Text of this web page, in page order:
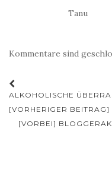
Tanu
Kommentare sind
Beitrags-
Navigation
ALKOHOLISCHE
[VORHERIGER BEITRAG]
[VORBEI]